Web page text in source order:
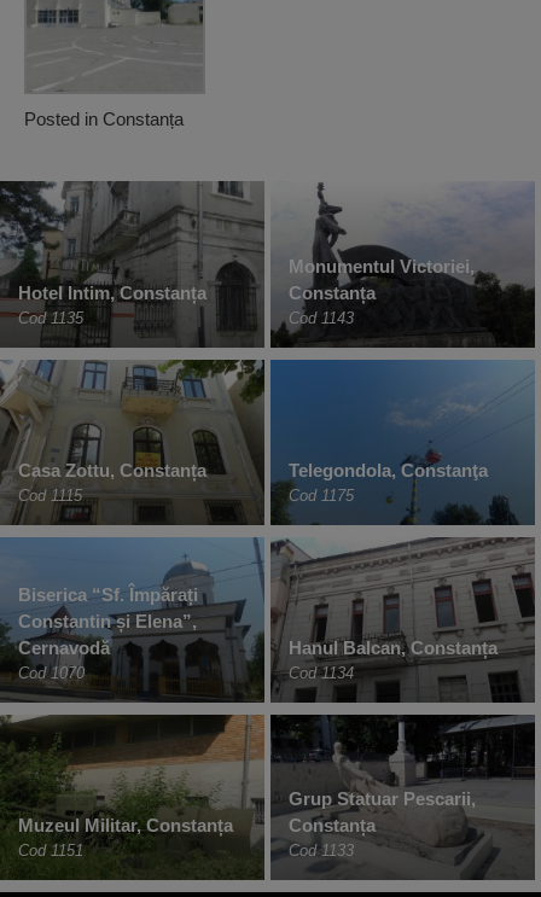
Posted in Constanța
Hotel Intim, Constanța
Cod 1135
Monumentul Victoriei,
Constanța
Cod 1143
Casa Zottu, Constanța
Cod 1115
Telegondola, Constanţa
Cod 1175
Biserica “Sf. Împărați
Constantin și Elena”,
Cernavodă
Cod 1070
Hanul Balcan, Constanța
Cod 1134
Muzeul Militar, Constanța
Cod 1151
Grup Statuar Pescarii,
Constanța
Cod 1133